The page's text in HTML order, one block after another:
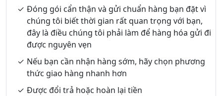
Đóng gói cẩn thận và gửi chuẩn hàng bạn đặt vì
chúng tôi biết thời gian rất quan trọng với bạn,
đây là điều chúng tôi phải làm để hàng hóa gửi đi
được nguyên vẹn
Nếu bạn cần nhận hàng sớm, hãy chọn phương
thức giao hàng nhanh hơn
Được đổi trả hoặc hoàn lại tiền